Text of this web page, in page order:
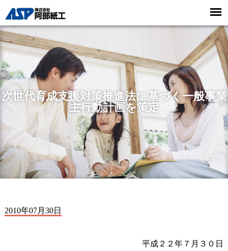
次世代育成支援対策推進法に基づく一般事業
主行動計画を策定
2010年07月30日
平成２２年７月３０日